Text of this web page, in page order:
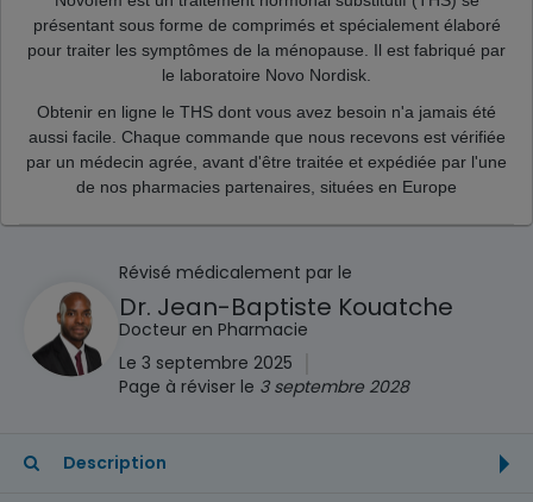
présentant sous forme de comprimés et spécialement élaboré
pour traiter les symptômes de la ménopause. Il est fabriqué par
le laboratoire Novo Nordisk.
Obtenir en ligne le THS dont vous avez besoin n'a jamais été
aussi facile. Chaque commande que nous recevons est vérifiée
par un médecin agrée, avant d'être traitée et expédiée par l'une
de nos pharmacies partenaires, situées en Europe
Révisé médicalement par le
Dr. Jean-Baptiste Kouatche
Docteur en Pharmacie
Le 3 septembre 2025
Page à réviser le 3 septembre 2028
Description